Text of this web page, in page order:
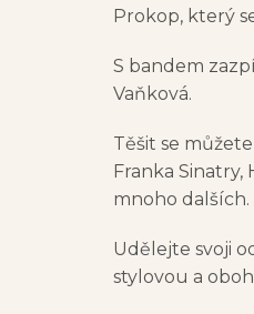
Prokop, který
S bandem
Vaňková.
Těšit se
Franka Sinatry,
mnoho dalších.
Udělejte svoji
stylovou a